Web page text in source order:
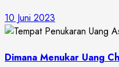
10 Juni 2023
Dimana Menukar Uang